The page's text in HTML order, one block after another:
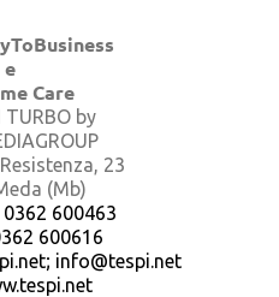
e
Care
TURBO by
23
(Mb)
0362 600463
600616
info@tespi.net